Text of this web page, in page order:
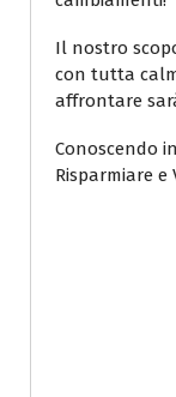
Il nostro
con tutta
affrontare
Conoscendo
Risparmiare e